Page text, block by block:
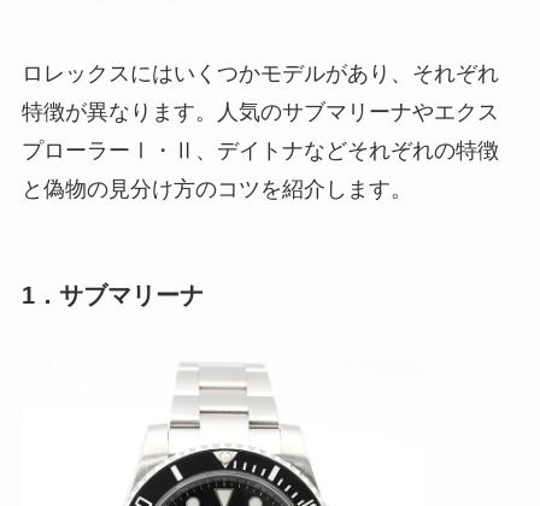
ロレックスにはいくつかモデルがあり、それぞれ
特徴が異なります。人気のサブマリーナやエクス
プローラーⅠ・Ⅱ、デイトナなどそれぞれの特徴
と偽物の見分け方のコツを紹介します。
1．サブマリーナ